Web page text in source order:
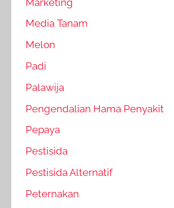
Media Tanam
Melon
Padi
Palawija
Pengendalian Hama Penyakit
Pepaya
Pestisida
Pestisida Alternatif
Peternakan